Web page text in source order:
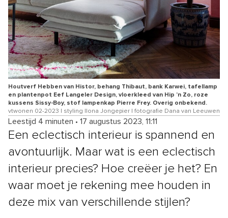
Houtverf Hebben van Histor, behang Thibaut, bank Karwei, tafellamp
en plantenpot Eef Langeler Design, vloerkleed van Hip ’n Zo, roze
kussens Sissy-Boy, stof lampenkap Pierre Frey. Overig onbekend.
vtwonen 02-2023 | styling Ilona Jongepier | fotografie Dana van Leeuwen
Leestijd 4 minuten • 17 augustus 2023, 11:11
Een eclectisch interieur is spannend en
avontuurlijk. Maar wat is een eclectisch
interieur precies? Hoe creëer je het? En
waar moet je rekening mee houden in
deze mix van verschillende stijlen?